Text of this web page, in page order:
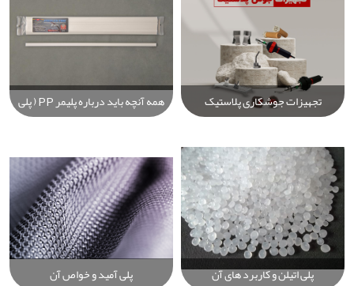
تجهیزات جوشکاری پلاستیک
Prolektro: راهنمای جامع خرید
صنعتی
همه آنچه باید درباره پلیمر PP ( پلی
پروپیلن ) بدانید
پلی اتیلن و کاربرد های آن پلی آمید و خواص آن